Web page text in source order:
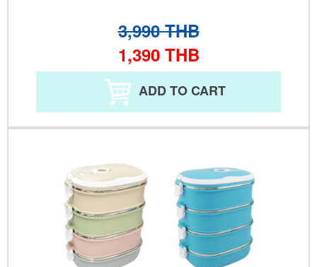
3,990 THB
1,390 THB
ADD TO CART